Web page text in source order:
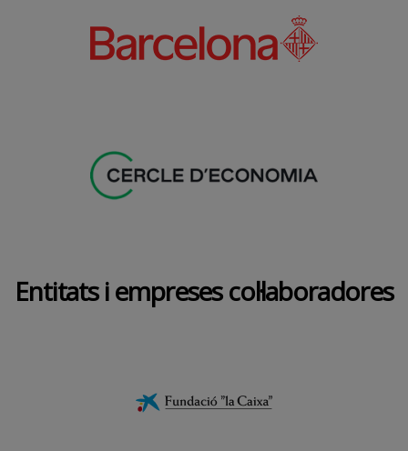
Entitats i empreses col·laboradores